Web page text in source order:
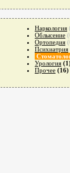
Наркология
Облысение
Ортопедия
Психиатрия
Урология
Прочее (16)